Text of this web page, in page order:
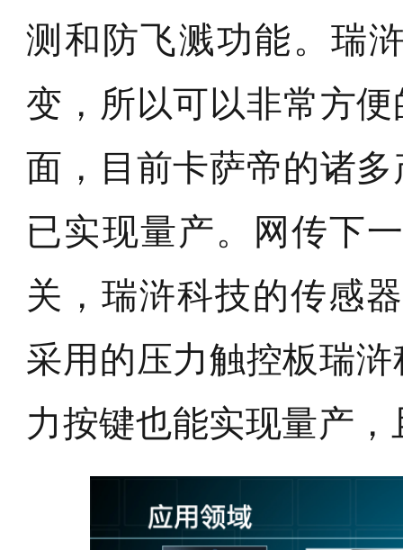
测和防飞溅功能。瑞
变，所以可以非常方
面，目前卡萨帝的诸
已实现量产。网传下
关，瑞浒科技的传感
采用的压力触控板瑞
力按键也能实现量产